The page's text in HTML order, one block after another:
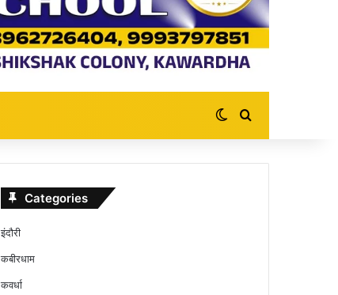
Switch skin
Search for
Categories
इंदौरी
कबीरधाम
कवर्धा